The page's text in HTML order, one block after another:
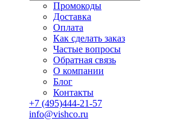
Промокоды
Доставка
Оплата
Как сделать заказ
Частые вопросы
Обратная связь
О компании
Блог
Контакты
+7 (495)444-21-57
info@vishco.ru